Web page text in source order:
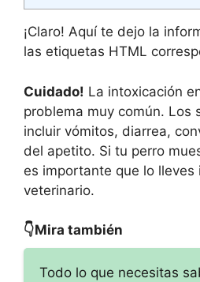
¡Claro! Aquí te dejo la
las etiquetas HTML
Cuidado! La intoxicación
problema muy común. Los
incluir vómitos, diarrea,
del apetito. Si tu perro
es importante que lo
veterinario.
👇Mira también
Todo lo que necesitas